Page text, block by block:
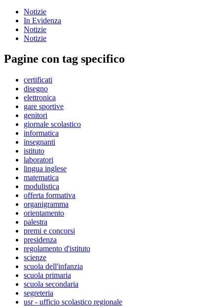
Notizie
In Evidenza
Notizie
Notizie
Pagine con tag specifico
certificati
disegno
elettronica
gare sportive
genitori
giornale scolastico
informatica
insegnanti
istituto
laboratori
lingua inglese
matematica
modulistica
offerta formativa
organigramma
orientamento
palestra
premi e concorsi
presidenza
regolamento d'istituto
scienze
scuola dell'infanzia
scuola primaria
scuola secondaria
segreteria
usr - ufficio scolastico regionale